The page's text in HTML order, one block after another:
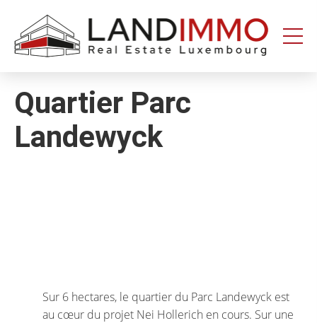
Aller au
contenu
Aller
en
bas
page
Quartier Parc
Landewyck
Sur 6 hectares, le quartier du Parc Landewyck est
au cœur du projet Nei Hollerich en cours. Sur une